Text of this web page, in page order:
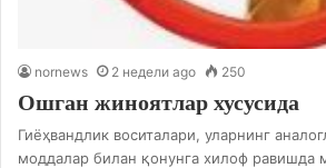
nornews 2 недели ago 250
Ошган жиноятлар хусусида
Гиёҳвандлик воситалари, уларнинг
моддалар билан қонунга хилоф равишда